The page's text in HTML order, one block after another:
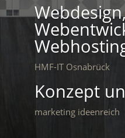
HMF-IT Osnabrück
Konzept
marketing ideenreich